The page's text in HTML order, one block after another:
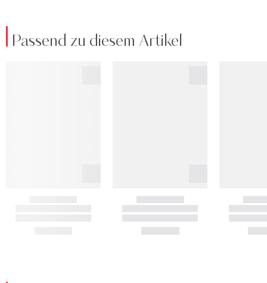
Passend zu diesem Artikel